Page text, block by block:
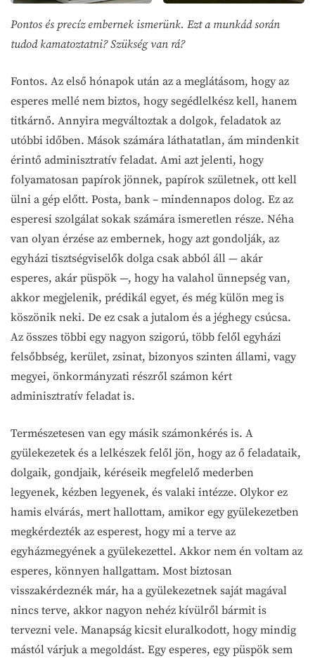
Pontos és precíz embernek ismerünk. Ezt a munkád során
tudod kamatoztatni? Szükség van rá?
Fontos. Az első hónapok után az a meglátásom, hogy az
esperes mellé nem biztos, hogy segédlelkész kell, hanem
titkárnő. Annyira megváltoztak a dolgok, feladatok az
utóbbi időben. Mások számára láthatatlan, ám mindenkit
érintő adminisztratív feladat. Ami azt jelenti, hogy
folyamatosan papírok jönnek, papírok születnek, ott kell
ülni a gép előtt. Posta, bank – mindennapos dolog. Ez az
esperesi szolgálat sokak számára ismeretlen része. Néha
van olyan érzése az embernek, hogy azt gondolják, az
egyházi tisztségviselők dolga csak abból áll — akár
esperes, akár püspök —, hogy ha valahol ünnepség van,
akkor megjelenik, prédikál egyet, és még külön meg is
köszönik neki. De ez csak a jutalom és a jéghegy csúcsa.
Az összes többi egy nagyon szigorú, több felől egyházi
felsőbbség, kerület, zsinat, bizonyos szinten állami, vagy
megyei, önkormányzati részről számon kért
adminisztratív feladat is.
Természetesen van egy másik számonkérés is. A
gyülekezetek és a lelkészek felől jön, hogy az ő feladataik,
dolgaik, gondjaik, kéréseik megfelelő mederben
legyenek, kézben legyenek, és valaki intézze. Olykor ez
hamis elvárás, mert hallottam, amikor egy gyülekezetben
megkérdezték az esperest, hogy mi a terve az
egyházmegyének a gyülekezettel. Akkor nem én voltam az
esperes, könnyen hallgattam. Most biztosan
visszakérdeznék már, ha a gyülekezetnek saját magával
nincs terve, akkor nagyon nehéz kívülről bármit is
tervezni vele. Manapság kicsit eluralkodott, hogy mindig
mástól várjuk a megoldást. Egy esperes, egy püspök sem